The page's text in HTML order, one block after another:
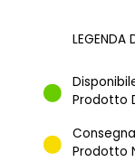
LEGENDA
Prodotto
Prodotto